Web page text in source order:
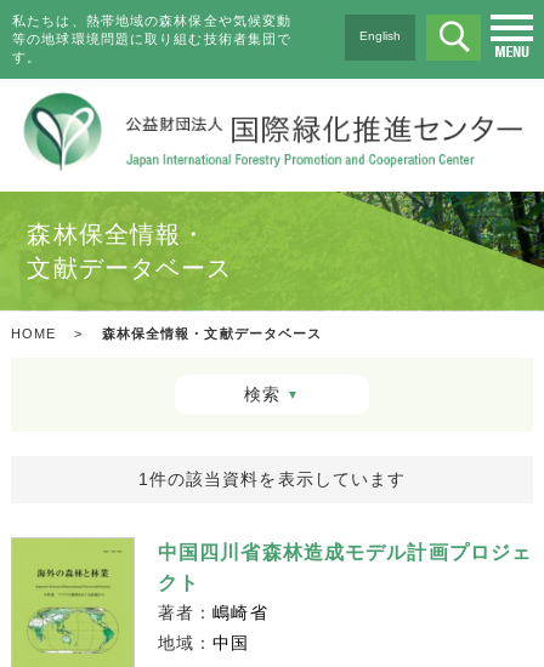
私たちは、熱帯地域の森林保全や気候変動
等の地球環境問題に取り組む技術者集団で
す。
English
森林保全情報・
文献データベース
HOME > 森林保全情報・文献データベース
検索 ▼
1件の該当資料を表示しています
中国四川省森林造成モデル計画プロジェ
クト
著者：嶋崎省
地域：中国